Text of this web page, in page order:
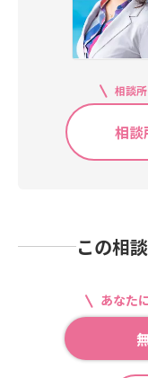
相談
相談
この相
あなた